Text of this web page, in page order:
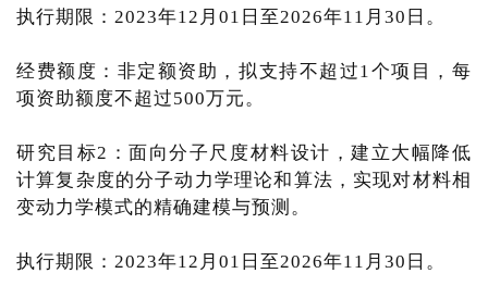
执行期限：2023年12月01日至2026年11月30日。
经费额度：非定额资助，拟支持不超过1个项目，每
项资助额度不超过500万元。
研究目标2：面向分子尺度材料设计，建立大幅降低
计算复杂度的分子动力学理论和算法，实现对材料相
变动力学模式的精确建模与预测。
执行期限：2023年12月01日至2026年11月30日。